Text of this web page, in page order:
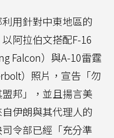
用針對中東地區的
阿拉伯文搭配F-16
Falcon）與A-10雷霆
）照片，宣告「勿
邦」，並且揚言美
伊朗與其代理人的
令部已經「充分準